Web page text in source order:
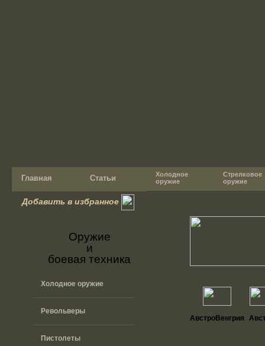
Главная Статьи
Холодное
оружие
Стрелковое
оружие
Добавить в избранное
Оружие
и
боевая техника
Холодное оружие
Револьверы
Пистолеты
АвстроВенгрия